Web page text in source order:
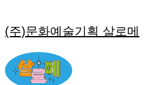
(주)문화예술기획 살로메